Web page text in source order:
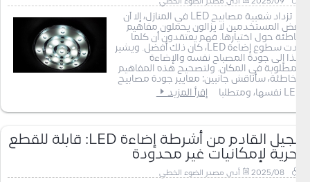
تزداد شعبية مصابيح LED في المنازل، إلا أن
بعض المستخدمين لا يزالون يحملون مفاهيم
خاطئة حول اختيارها. فهم يعتقدون أن كلما
زادت سطوع إضاءة LED، كان ذلك أفضل. ويشير
هذا إلى جودة المصباح نفسه والإضاءة
المطلوبة في المكان. ولتصحيح هذه المفاهيم
الخاطئة، سأناقش جانبين: معايير جودة مصابيح
LED نفسها، ومتطلبا
إقرأ المزيد
الجيل القادم من أشرطة إضاءة LED: قابلة للقطع
بحرية لإمكانيات غير محدودة
2025/08 أدى مصدر الضوء الخطي